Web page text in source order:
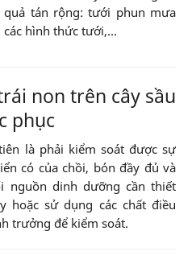
quả tán rộng: tưới phun mưa
các hình thức tưới,...
non trên cây sầu
phục
là phải kiểm soát được sự
có của chồi, bón đầy đủ và
nguồn dinh dưỡng cần thiết
hoặc sử dụng các chất điều
trưởng để kiểm soát.